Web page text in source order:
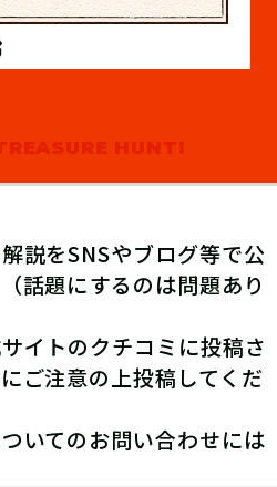
購入する
HUNT!
説をSNSやブログ等で公
話題にするのは問題あり
イトのクチコミに投稿さ
ご注意の上投稿してくだ
いてのお問い合わせには